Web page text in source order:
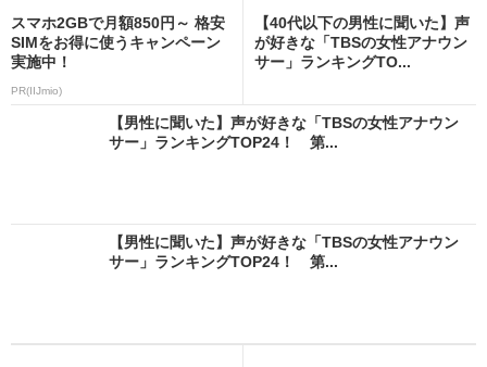
スマホ2GBで月額850円～ 格安
SIMをお得に使うキャンペーン
実施中！
PR(IIJmio)
【40代以下の男性に聞いた】声
が好きな「TBSの女性アナウン
サー」ランキングTO...
【男性に聞いた】声が好きな「TBSの女性アナウン
サー」ランキングTOP24！ 第...
【男性に聞いた】声が好きな「TBSの女性アナウン
サー」ランキングTOP24！ 第...